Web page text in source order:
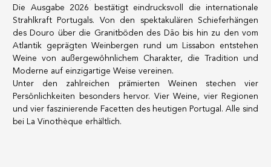
UNSERE GESCHÄFTE
Genève
Route de Florissant
5, rue des Sablières
Die Ausgabe 2026 bestätigt eindrucksvoll die internationale
Strahlkraft Portugals. Von den spektakulären Schieferhängen
des Douro über die Granitböden des Dão bis hin zu den vom
Atlantik geprägten Weinbergen rund um Lissabon entstehen
Weine von außergewöhnlichem Charakter, die Tradition und
Moderne auf einzigartige Weise vereinen.
Unter den zahlreichen prämierten Weinen stechen vier
Persönlichkeiten besonders hervor. Vier Weine, vier Regionen
und vier faszinierende Facetten des heutigen Portugal. Alle sind
bei La Vinothèque erhältlich.